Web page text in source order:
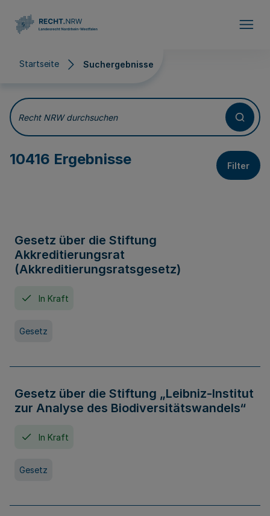
Startseite Suchergebnisse
Suchergebnisse
Recht NRW durchsuchen
10416 Ergebnisse Filter
Gesetz über die Stiftung
Akkreditierungsrat
(Akkreditierungsratsgesetz)
In Kraft
Gesetz
Gesetz über die Stiftung „Leibniz-Institut
zur Analyse des Biodiversitätswandels“
In Kraft
Gesetz